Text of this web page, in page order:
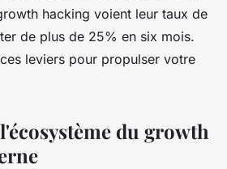
hacking voient leur taux de
de plus de 25% en six mois.
leviers pour propulser votre
du growth